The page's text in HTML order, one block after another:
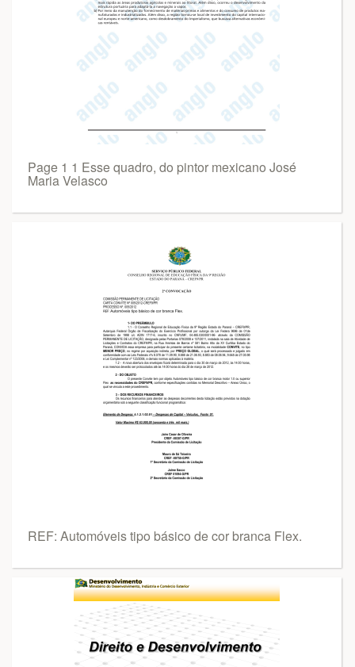
Page 1 1 Esse quadro, do pintor mexicano José
Maria Velasco
REF: Automóveis tipo básico de cor branca Flex.